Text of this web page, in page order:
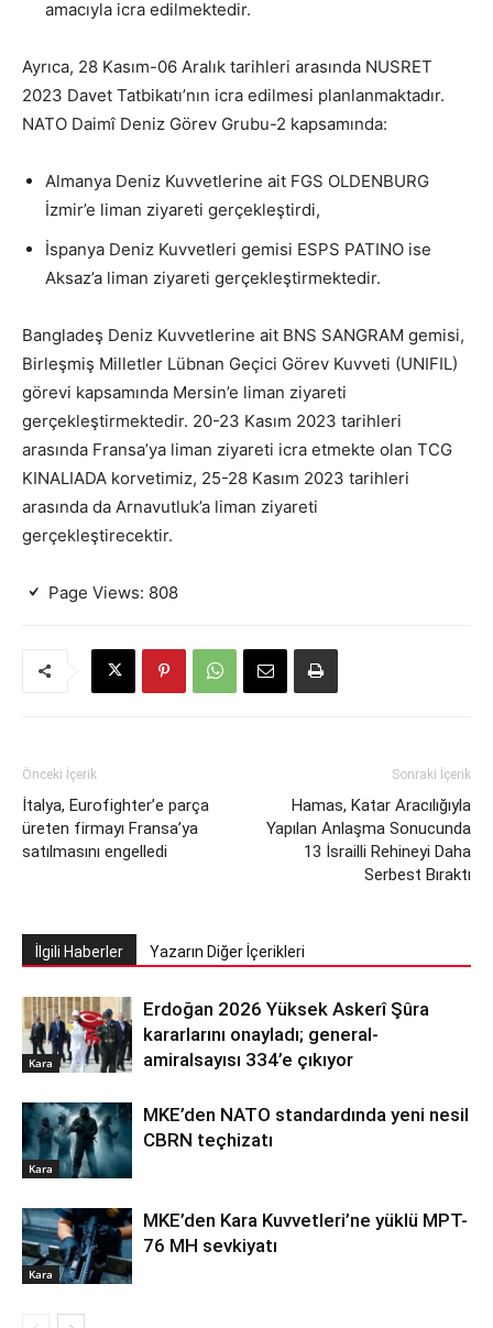
amacıyla icra edilmektedir.
Ayrıca, 28 Kasım-06 Aralık tarihleri arasında NUSRET
2023 Davet Tatbikatı’nın icra edilmesi planlanmaktadır.
NATO Daimî Deniz Görev Grubu-2 kapsamında:
Almanya Deniz Kuvvetlerine ait FGS OLDENBURG
İzmir’e liman ziyareti gerçekleştirdi,
İspanya Deniz Kuvvetleri gemisi ESPS PATINO ise
Aksaz’a liman ziyareti gerçekleştirmektedir.
Bangladeş Deniz Kuvvetlerine ait BNS SANGRAM gemisi,
Birleşmiş Milletler Lübnan Geçici Görev Kuvveti (UNIFIL)
görevi kapsamında Mersin’e liman ziyareti
gerçekleştirmektedir. 20-23 Kasım 2023 tarihleri
arasında Fransa’ya liman ziyareti icra etmekte olan TCG
KINALIADA korvetimiz, 25-28 Kasım 2023 tarihleri
arasında da Arnavutluk’a liman ziyareti
gerçekleştirecektir.
Page Views: 808
Önceki İçerik
İtalya, Eurofighter’e parça
üreten firmayı Fransa’ya
satılmasını engelledi
Sonraki İçerik
Hamas, Katar Aracılığıyla
Yapılan Anlaşma Sonucunda
13 İsrailli Rehineyi Daha
Serbest Bıraktı
İlgili Haberler Yazarın Diğer İçerikleri
Kara
Erdoğan 2026 Yüksek Askerî Şûra
kararlarını onayladı; general-
amiralsayısı 334’e çıkıyor
Kara
MKE’den NATO standardında yeni nesil
CBRN teçhizatı
Kara
MKE’den Kara Kuvvetleri’ne yüklü MPT-
76 MH sevkiyatı